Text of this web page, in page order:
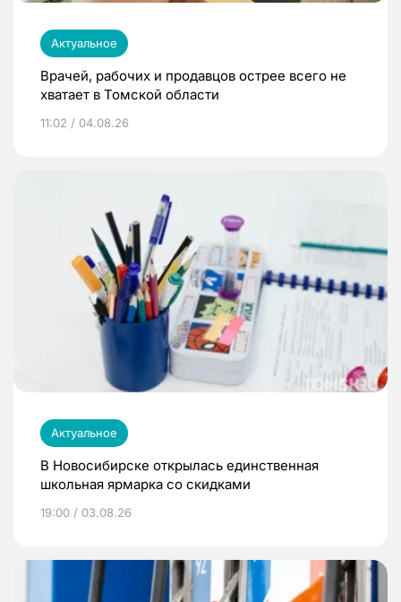
Актуальное
Врачей, рабочих и продавцов острее всего не
хватает в Томской области
11:02 / 04.08.26
Актуальное
В Новосибирске открылась единственная
школьная ярмарка со скидками
19:00 / 03.08.26